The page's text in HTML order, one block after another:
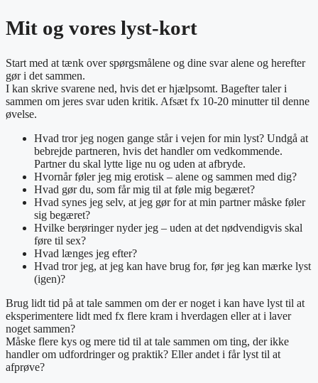
Mit og vores lyst-kort
Start med at tænk over spørgsmålene og dine svar alene og herefter
gør i det sammen.
I kan skrive svarene ned, hvis det er hjælpsomt. Bagefter taler i
sammen om jeres svar uden kritik. Afsæt fx 10-20 minutter til denne
øvelse.
Hvad tror jeg nogen gange står i vejen for min lyst? Undgå at
bebrejde partneren, hvis det handler om vedkommende.
Partner du skal lytte lige nu og uden at afbryde.
Hvornår føler jeg mig erotisk – alene og sammen med dig?
Hvad gør du, som får mig til at føle mig begæret?
Hvad synes jeg selv, at jeg gør for at min partner måske føler
sig begæret?
Hvilke berøringer nyder jeg – uden at det nødvendigvis skal
føre til sex?
Hvad længes jeg efter?
Hvad tror jeg, at jeg kan have brug for, før jeg kan mærke lyst
(igen)?
Brug lidt tid på at tale sammen om der er noget i kan have lyst til at
eksperimentere lidt med fx flere kram i hverdagen eller at i laver
noget sammen?
Måske flere kys og mere tid til at tale sammen om ting, der ikke
handler om udfordringer og praktik? Eller andet i får lyst til at
afprøve?